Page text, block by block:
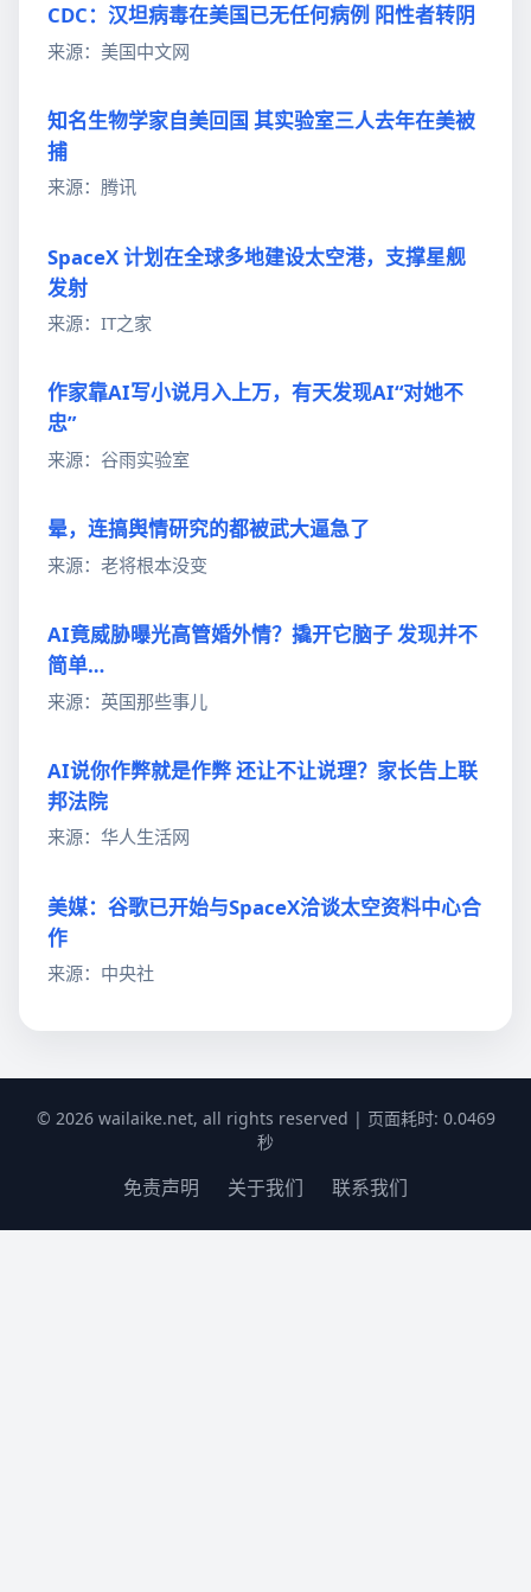
CDC：汉坦病毒在美国已无任何病例 阳性者转阴
来源：美国中文网
知名生物学家自美回国 其实验室三人去年在美被
捕
来源：腾讯
SpaceX 计划在全球多地建设太空港，支撑星舰
发射
来源：IT之家
作家靠AI写小说月入上万，有天发现AI“对她不
忠”
来源：谷雨实验室
晕，连搞舆情研究的都被武大逼急了
来源：老将根本没变
AI竟威胁曝光高管婚外情？撬开它脑子 发现并不
简单…
来源：英国那些事儿
AI说你作弊就是作弊 还让不让说理？家长告上联
邦法院
来源：华人生活网
美媒：谷歌已开始与SpaceX洽谈太空资料中心合
作
来源：中央社
© 2026 wailaike.net, all rights reserved | 页面耗时: 0.0469
秒
免责声明 关于我们 联系我们